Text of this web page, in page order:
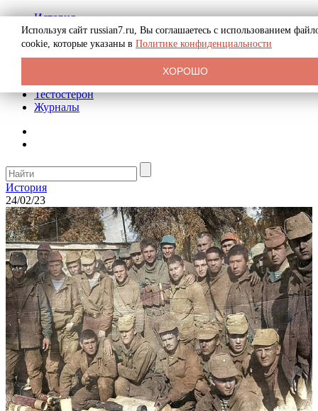
История
Биография
Криминал
Реклама на сайте
Тестостерон
Журналы
История
24/02/23
Используя сайт russian7.ru, Вы соглашаетесь с использованием
cookie, которые указаны в Политике конфиденциальности
ХОРОШО